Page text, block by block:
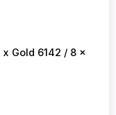
x Gold 6142 / 8 x